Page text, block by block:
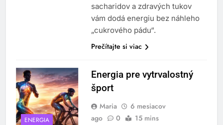
sacharidov a zdravých tukov
vám dodá energiu bez náhleho
„cukrového pádu“.
Prečítajte si viac
ENERGIA
Energia pre vytrvalostný
šport
Maria
6 mesiacov
ago
0 15 mins